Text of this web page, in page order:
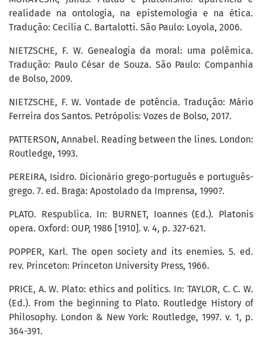
realidade na ontologia, na epistemologia e na ética.
Tradução: Cecília C. Bartalotti. São Paulo: Loyola, 2006.
NIETZSCHE, F. W. Genealogia da moral: uma polêmica.
Tradução: Paulo César de Souza. São Paulo: Companhia
de Bolso, 2009.
NIETZSCHE, F. W. Vontade de potência. Tradução: Mário
Ferreira dos Santos. Petrópolis: Vozes de Bolso, 2017.
PATTERSON, Annabel. Reading between the lines. London:
Routledge, 1993.
PEREIRA, Isidro. Dicionário grego-português e português-
grego. 7. ed. Braga: Apostolado da Imprensa, 1990?.
PLATO. Respublica. In: BURNET, Ioannes (Ed.). Platonis
opera. Oxford: OUP, 1986 [1910]. v. 4, p. 327-621.
POPPER, Karl. The open society and its enemies. 5. ed.
rev. Princeton: Princeton University Press, 1966.
PRICE, A. W. Plato: ethics and politics. In: TAYLOR, C. C. W.
(Ed.). From the beginning to Plato. Routledge History of
Philosophy. London & New York: Routledge, 1997. v. 1, p.
364-391.